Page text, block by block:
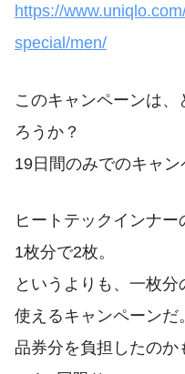
https://
special/men/
このキャンペーンは
ろうか？
19日間のみでのキャン
ヒートテックインナ
1枚分で2枚。
というよりも、一枚
使えるキャンペーン
品券分を負担したの